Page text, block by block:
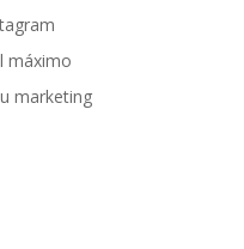
máximo
marketing